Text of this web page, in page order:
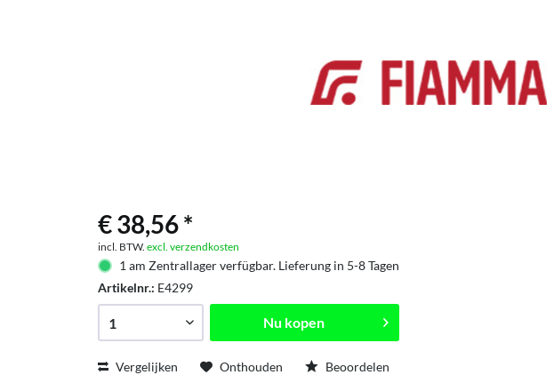
€ 38,56 *
incl. BTW.excl. verzendkosten
1 am Zentrallager verfügbar. Lieferung in 5-8 Tagen
Artikelnr.: E4299
Nu kopen
Vergelijken Onthouden Beoordelen